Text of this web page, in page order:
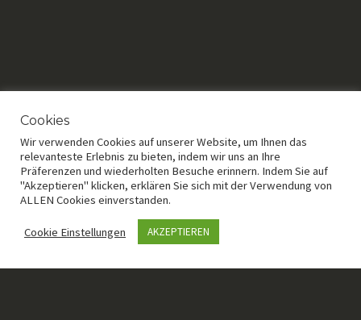
Cookies
Wir verwenden Cookies auf unserer Website, um Ihnen das
relevanteste Erlebnis zu bieten, indem wir uns an Ihre
Präferenzen und wiederholten Besuche erinnern. Indem Sie auf
"Akzeptieren" klicken, erklären Sie sich mit der Verwendung von
ALLEN Cookies einverstanden.
Cookie Einstellungen AKZEPTIEREN